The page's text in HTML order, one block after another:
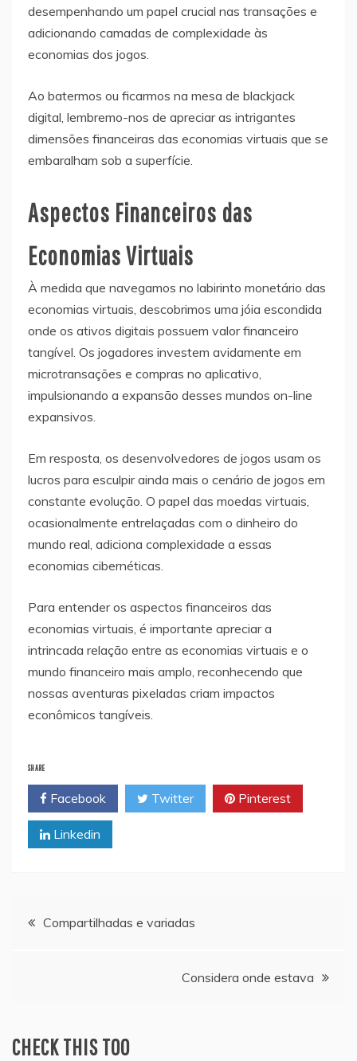
desempenhando um papel crucial nas transações e
adicionando camadas de complexidade às
economias dos jogos.
Ao batermos ou ficarmos na mesa de blackjack
digital, lembremo-nos de apreciar as intrigantes
dimensões financeiras das economias virtuais que se
embaralham sob a superfície.
Aspectos Financeiros das
Economias Virtuais
À medida que navegamos no labirinto monetário das
economias virtuais, descobrimos uma jóia escondida
onde os ativos digitais possuem valor financeiro
tangível. Os jogadores investem avidamente em
microtransações e compras no aplicativo,
impulsionando a expansão desses mundos on-line
expansivos.
Em resposta, os desenvolvedores de jogos usam os
lucros para esculpir ainda mais o cenário de jogos em
constante evolução. O papel das moedas virtuais,
ocasionalmente entrelaçadas com o dinheiro do
mundo real, adiciona complexidade a essas
economias cibernéticas.
Para entender os aspectos financeiros das
economias virtuais, é importante apreciar a
intrincada relação entre as economias virtuais e o
mundo financeiro mais amplo, reconhecendo que
nossas aventuras pixeladas criam impactos
econômicos tangíveis.
SHARE
Facebook Twitter Pinterest
Linkedin
Navegação
Compartilhadas e variadas
Considera onde estava
CHECK THIS TOO